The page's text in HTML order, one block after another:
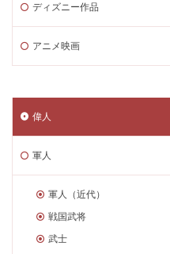
ディズニー作品
アニメ映画
偉人
軍人
軍人（近代）
戦国武将
武士